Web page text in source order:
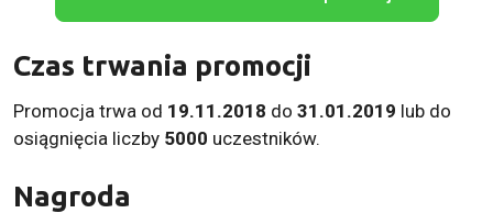
Czas trwania promocji
Promocja trwa od 19.11.2018 do 31.01.2019 lub do
osiągnięcia liczby 5000 uczestników.
Nagroda